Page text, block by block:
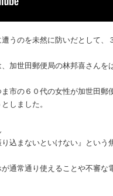
うのを未然に防いだとして、
加世田郵便局の林邦喜さんを
市の６０代の女性が加世田
しました。
込まないといけない』とい
通常通り使えることや不審